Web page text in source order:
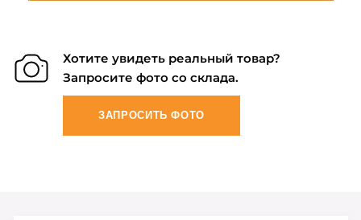
Хотите увидеть реальный товар?
Запросите фото со склада.
ЗАПРОСИТЬ ФОТО